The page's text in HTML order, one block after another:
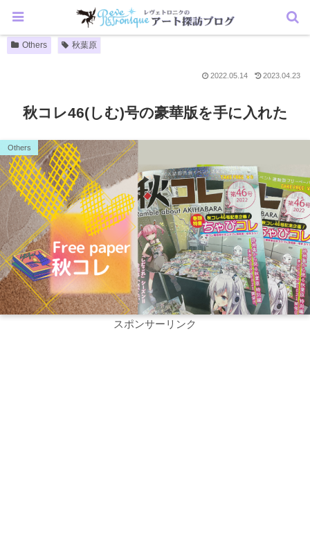
Others 秋葉原
秋コレ46(しむ)号の豪華版を手に入れた
Others
2022.05.14 2023.04.23
スポンサーリンク